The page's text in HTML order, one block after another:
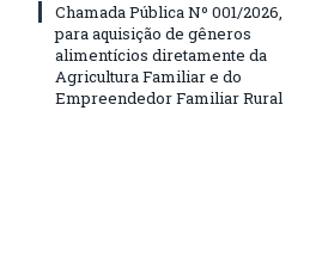
Chamada Pública Nº 001/2026,
para aquisição de gêneros
alimentícios diretamente da
Agricultura Familiar e do
Empreendedor Familiar Rural